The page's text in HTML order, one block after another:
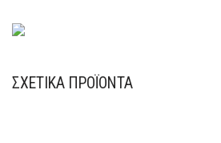
ΣΧΕΤΙΚΆ ΠΡΟΪΌΝΤΑ